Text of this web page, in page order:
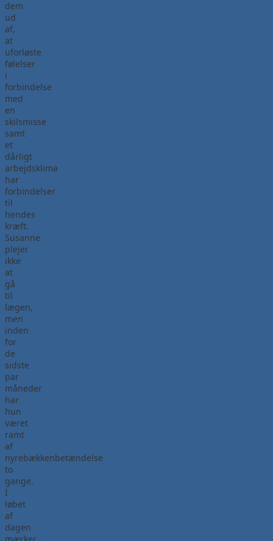
dem
ud
af,
at
uforløste
følelser
i
forbindelse
med
en
skilsmisse
samt
et
dårligt
arbejdsklima
har
forbindelser
til
hendes
kræft.
Susanne
plejer
ikke
at
gå
til
lægen,
men
inden
for
de
sidste
par
måneder
har
hun
været
ramt
af
nyrebækkenbetændelse
to
gange.
I
løbet
af
dagen
mærker